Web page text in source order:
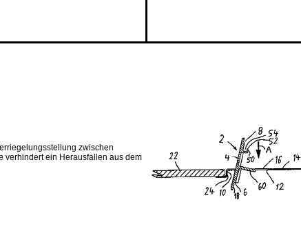
zwischen
verhindert ein Herausfallen aus dem